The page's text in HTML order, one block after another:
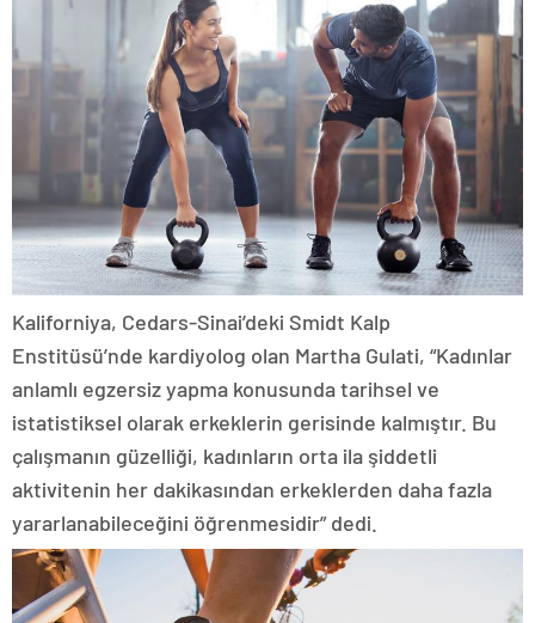
Kaliforniya, Cedars-Sinai’deki Smidt Kalp
Enstitüsü’nde kardiyolog olan Martha Gulati, “Kadınlar
anlamlı egzersiz yapma konusunda tarihsel ve
istatistiksel olarak erkeklerin gerisinde kalmıştır. Bu
çalışmanın güzelliği, kadınların orta ila şiddetli
aktivitenin her dakikasından erkeklerden daha fazla
yararlanabileceğini öğrenmesidir” dedi.